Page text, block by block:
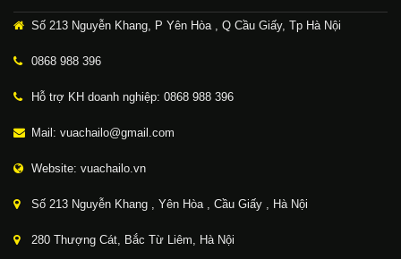
Số 213 Nguyễn Khang, P Yên Hòa , Q Cầu Giấy, Tp Hà Nội
0868 988 396
Hỗ trợ KH doanh nghiệp: 0868 988 396
Mail: vuachailo@gmail.com
Website: vuachailo.vn
Số 213 Nguyễn Khang , Yên Hòa , Cầu Giấy , Hà Nội
280 Thượng Cát, Bắc Từ Liêm, Hà Nội